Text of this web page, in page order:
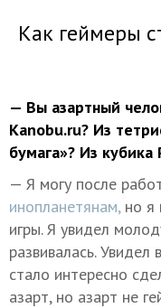
Как геймеры
— Вы азартный
Kanobu.ru? Из
бумага»? Из кубика
— Я могу после
инопланетянам,но я
игры. Я увидел
развивалась.
стало интересно
азарт, но азарт не